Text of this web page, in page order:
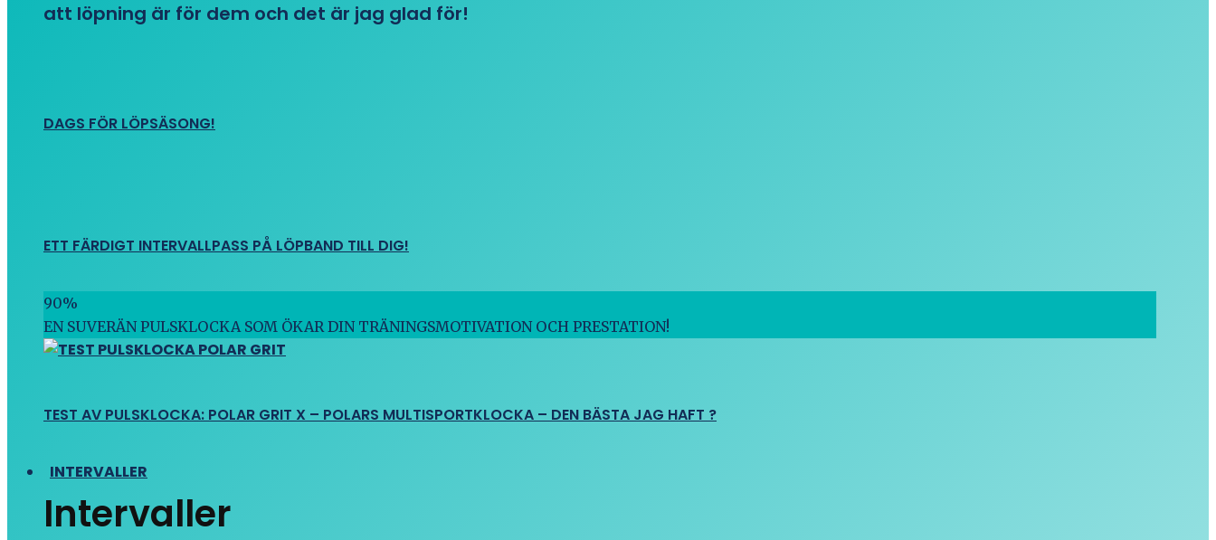
att löpning är för dem och det är jag glad för!
DAGS FÖR LÖPSÄSONG!
ETT FÄRDIGT INTERVALLPASS PÅ LÖPBAND TILL DIG!
90%
EN SUVERÄN PULSKLOCKA SOM ÖKAR DIN TRÄNINGSMOTIVATION OCH PRESTATION!
TEST AV PULSKLOCKA: POLAR GRIT X – POLARS MULTISPORTKLOCKA – DEN BÄSTA JAG HAFT ?
INTERVALLER
Intervaller